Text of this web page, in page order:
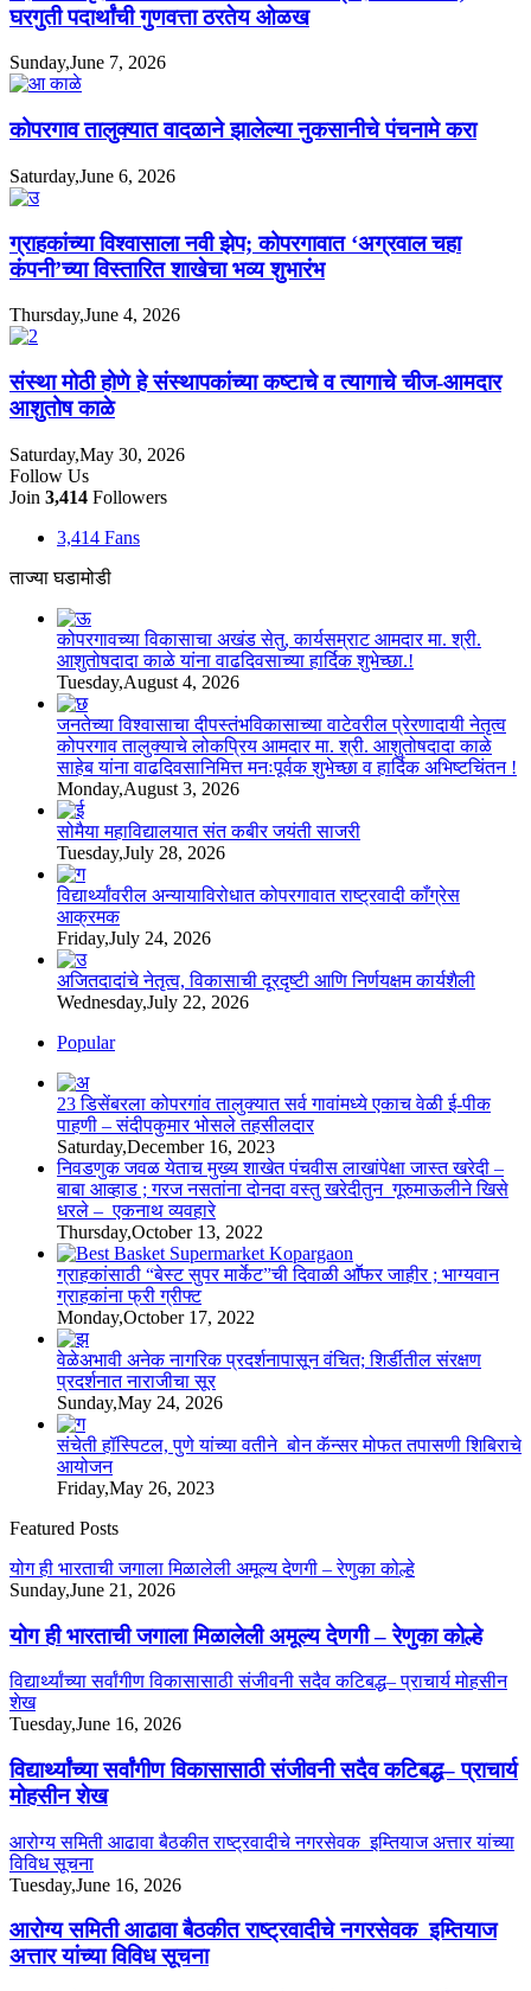
घरगुती पदार्थांची गुणवत्ता ठरतेय ओळख
Sunday,June 7, 2026
कोपरगाव तालुक्यात वादळाने झालेल्या नुकसानीचे पंचनामे करा
Saturday,June 6, 2026
ग्राहकांच्या विश्वासाला नवी झेप; कोपरगावात ‘अग्रवाल चहा
कंपनी’च्या विस्तारित शाखेचा भव्य शुभारंभ
Thursday,June 4, 2026
संस्था मोठी होणे हे संस्थापकांच्या कष्टाचे व त्यागाचे चीज-आमदार
आशुतोष काळे
Saturday,May 30, 2026
Follow Us
Join 3,414 Followers
3,414 Fans
ताज्या घडामोडी
कोपरगावच्या विकासाचा अखंड सेतु, कार्यसम्राट आमदार मा. श्री.
आशुतोषदादा काळे यांना वाढदिवसाच्या हार्दिक शुभेच्छा.!
Tuesday,August 4, 2026
जनतेच्या विश्वासाचा दीपस्तंभविकासाच्या वाटेवरील प्रेरणादायी नेतृत्व
कोपरगाव तालुक्याचे लोकप्रिय आमदार मा. श्री. आशुतोषदादा काळे
साहेब यांना वाढदिवसानिमित्त मनःपूर्वक शुभेच्छा व हार्दिक अभिष्टचिंतन !
Monday,August 3, 2026
सोमैया महाविद्यालयात संत कबीर जयंती साजरी
Tuesday,July 28, 2026
विद्यार्थ्यांवरील अन्यायाविरोधात कोपरगावात राष्ट्रवादी काँग्रेस
आक्रमक
Friday,July 24, 2026
अजितदादांचे नेतृत्व, विकासाची दूरदृष्टी आणि निर्णयक्षम कार्यशैली
Wednesday,July 22, 2026
Popular
23 डिसेंबरला कोपरगांव तालुक्‍यात सर्व गावांमध्ये एकाच वेळी ई-पीक
पाहणी – संदीपकुमार भोसले तहसीलदार
Saturday,December 16, 2023
निवडणुक जवळ येताच मुख्य शाखेत पंचवीस लाखांपेक्षा जास्त खरेदी –
बाबा आव्हाड ; गरज नसतांना दोनदा वस्तु खरेदीतुन गूरुमाऊलीने खिसे
धरले – एकनाथ व्यवहारे
Thursday,October 13, 2022
ग्राहकांसाठी “बेस्ट सुपर मार्केट”ची दिवाळी आॕफर जाहीर ; भाग्यवान
ग्राहकांना फ्री ग्रीफ्ट
Monday,October 17, 2022
वेळेअभावी अनेक नागरिक प्रदर्शनापासून वंचित; शिर्डीतील संरक्षण
प्रदर्शनात नाराजीचा सूर
Sunday,May 24, 2026
संचेती हॉस्पिटल, पुणे यांच्या वतीने बोन कॅन्सर मोफत तपासणी शिबिराचे
आयोजन
Friday,May 26, 2023
Featured Posts
योग ही भारताची जगाला मिळालेली अमूल्य देणगी – रेणुका कोल्हे
Sunday,June 21, 2026
योग ही भारताची जगाला मिळालेली अमूल्य देणगी – रेणुका कोल्हे
विद्यार्थ्यांच्या सर्वांगीण विकासासाठी संजीवनी सदैव कटिबद्ध– प्राचार्य मोहसीन
शेख
Tuesday,June 16, 2026
विद्यार्थ्यांच्या सर्वांगीण विकासासाठी संजीवनी सदैव कटिबद्ध– प्राचार्य
मोहसीन शेख
आरोग्य समिती आढावा बैठकीत राष्ट्रवादीचे नगरसेवक इम्तियाज अत्तार यांच्या
विविध सूचना
Tuesday,June 16, 2026
आरोग्य समिती आढावा बैठकीत राष्ट्रवादीचे नगरसेवक इम्तियाज
अत्तार यांच्या विविध सूचना